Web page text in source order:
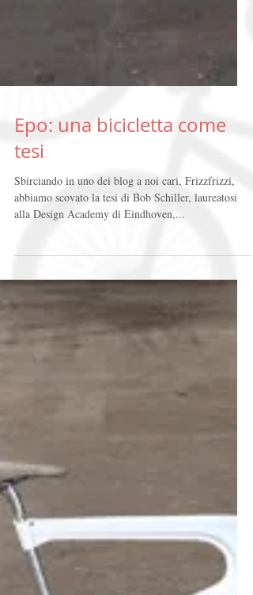
Epo: una bicicletta come
tesi
Sbirciando in uno dei blog a noi cari, Frizzfrizzi,